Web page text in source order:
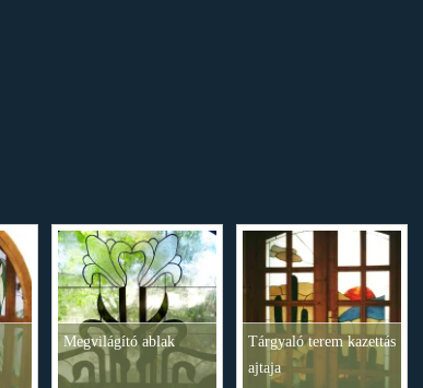
Megvilágító ablak
Tárgyaló terem kazettás
ajtaja